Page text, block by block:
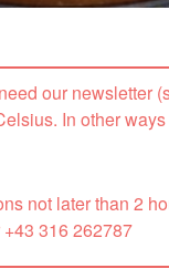
our newsletter
In other
not later than 2
316 262787